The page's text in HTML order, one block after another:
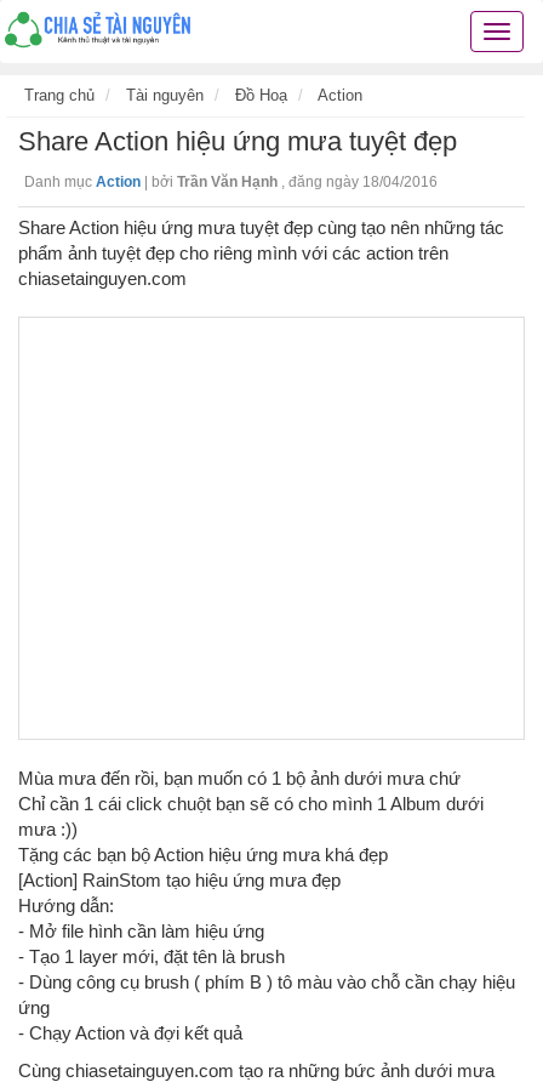
Chia
sống
các
hay
Trang chủ Tài nguyên Đồ Hoạ Action
Share Action hiệu ứng mưa tuyệt đẹp
Danh mục Action bởi Trần Văn Hạnh , đăng ngày 18/04/2016
Share Action hiệu ứng mưa tuyệt đẹp cùng tạo nên những tác
phẩm ảnh tuyệt đẹp cho riêng mình với các action trên
chiasetainguyen.com
Mùa mưa đến rồi, bạn muốn có 1 bộ ảnh dưới mưa chứ
Chỉ cần 1 cái click chuột bạn sẽ có cho mình 1 Album dưới
mưa :))
Tặng các bạn bộ Action hiệu ứng mưa khá đẹp
[Action] RainStom tạo hiệu ứng mưa đẹp
Hướng dẫn:
- Mở file hình cần làm hiệu ứng
- Tạo 1 layer mới, đặt tên là brush
- Dùng công cụ brush ( phím B ) tô màu vào chỗ cần chạy hiệu
ứng
- Chạy Action và đợi kết quả
Cùng chiasetainguyen.com tạo ra những bức ảnh dưới mưa